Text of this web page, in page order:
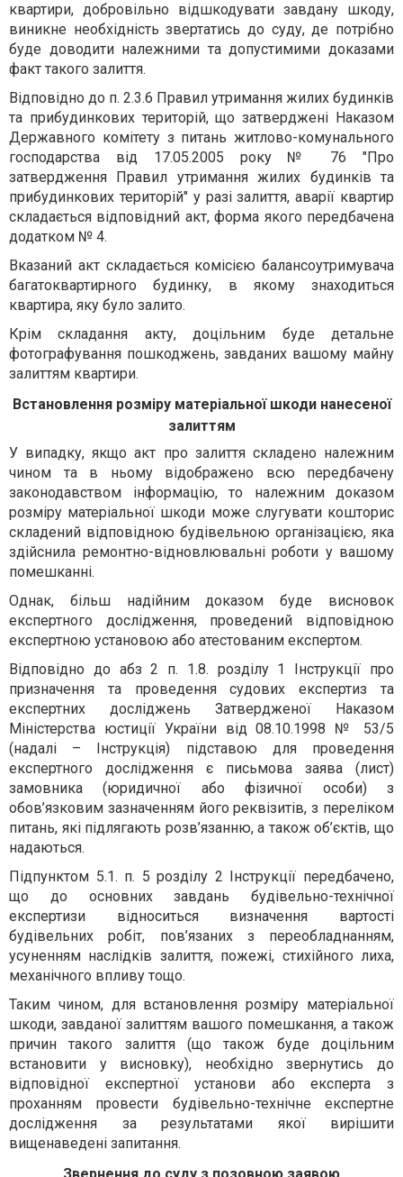
квартири, добровільно відшкодувати завдану шкоду,
виникне необхідність звертатись до суду, де потрібно
буде доводити належними та допустимими доказами
факт такого залиття.
Відповідно до п. 2.3.6 Правил утримання жилих будинків
та прибудинкових територій, що затверджені Наказом
Державного комітету з питань житлово-комунального
господарства від 17.05.2005 року № 76 "Про
затвердження Правил утримання жилих будинків та
прибудинкових територій" у разі залиття, аварії квартир
складається відповідний акт, форма якого передбачена
додатком № 4.
Вказаний акт складається комісією балансоутримувача
багатоквартирного будинку, в якому знаходиться
квартира, яку було залито.
Крім складання акту, доцільним буде детальне
фотографування пошкоджень, завданих вашому майну
залиттям квартири.
Встановлення розміру матеріальної шкоди нанесеної
залиттям
У випадку, якщо акт про залиття складено належним
чином та в ньому відображено всю передбачену
законодавством інформацію, то належним доказом
розміру матеріальної шкоди може слугувати кошторис
складений відповідною будівельною організацією, яка
здійснила ремонтно-відновлювальні роботи у вашому
помешканні.
Однак, більш надійним доказом буде висновок
експертного дослідження, проведений відповідною
експертною установою або атестованим експертом.
Відповідно до абз 2 п. 1.8. розділу 1 Інструкції про
призначення та проведення судових експертиз та
експертних досліджень Затвердженої Наказом
Міністерства юстиції України від 08.10.1998 № 53/5
(надалі – Інструкція) підставою для проведення
експертного дослідження є письмова заява (лист)
замовника (юридичної або фізичної особи) з
обов’язковим зазначенням його реквізитів, з переліком
питань, які підлягають розв’язанню, а також об’єктів, що
надаються.
Підпунктом 5.1. п. 5 розділу 2 Інструкції передбачено,
що до основних завдань будівельно-технічної
експертизи відноситься визначення вартості
будівельних робіт, пов’язаних з переобладнанням,
усуненням наслідків залиття, пожежі, стихійного лиха,
механічного впливу тощо.
Таким чином, для встановлення розміру матеріальної
шкоди, завданої залиттям вашого помешкання, а також
причин такого залиття (що також буде доцільним
встановити у висновку), необхідно звернутись до
відповідної експертної установи або експерта з
проханням провести будівельно-технічне експертне
дослідження за результатами якої вирішити
вищенаведені запитання.
Звернення до суду з позовною заявою